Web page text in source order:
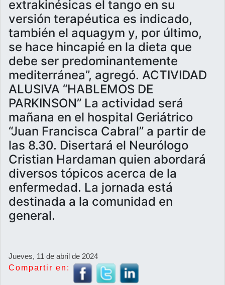
extrakinésicas el tango en su
versión terapéutica es indicado,
también el aquagym y, por último,
se hace hincapié en la dieta que
debe ser predominantemente
mediterránea”, agregó. ACTIVIDAD
ALUSIVA “HABLEMOS DE
PARKINSON” La actividad será
mañana en el hospital Geriátrico
“Juan Francisca Cabral” a partir de
las 8.30. Disertará el Neurólogo
Cristian Hardaman quien abordará
diversos tópicos acerca de la
enfermedad. La jornada está
destinada a la comunidad en
general.
Jueves, 11 de abril de 2024
Compartir en: